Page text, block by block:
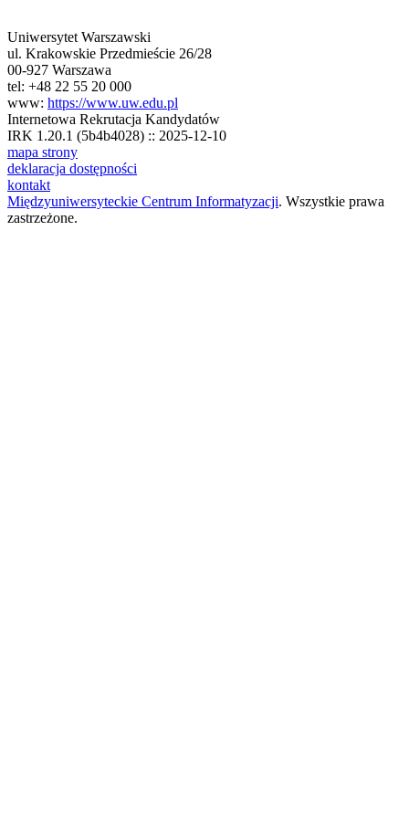
Uniwersytet Warszawski
ul. Krakowskie Przedmieście 26/28
00-927 Warszawa
tel: +48 22 55 20 000
www: https://www.uw.edu.pl
Internetowa Rekrutacja Kandydatów
IRK 1.20.1 (5b4b4028) :: 2025-12-10
mapa strony
deklaracja dostępności
kontakt
Międzyuniwersyteckie Centrum Informatyzacji. Wszystkie prawa
zastrzeżone.